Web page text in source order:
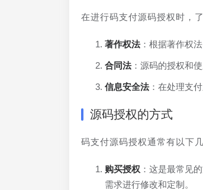
在进行码支付源码授权时，
著作权法：根据著作权
合同法：源码的授权和
信息安全法：在处理支
源码授权的方式
码支付源码授权通常有以下
购买授权 ：这是最常见
需求进行修改和定制。